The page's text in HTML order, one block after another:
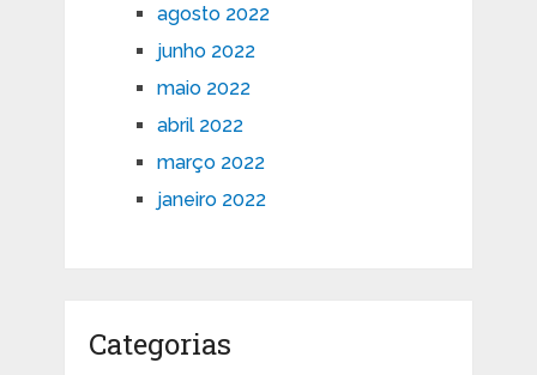
agosto 2022
junho 2022
maio 2022
abril 2022
março 2022
janeiro 2022
Categorias